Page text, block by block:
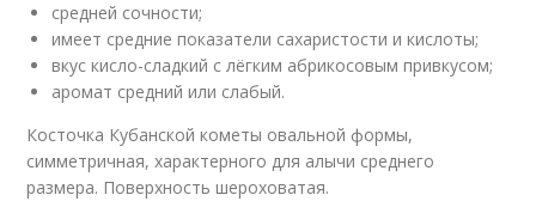
средней сочности;
имеет средние показатели сахаристости и кислоты;
вкус кисло-сладкий с лёгким абрикосовым привкусом;
аромат средний или слабый.
Косточка Кубанской кометы овальной формы,
симметричная, характерного для алычи среднего
размера. Поверхность шероховатая.